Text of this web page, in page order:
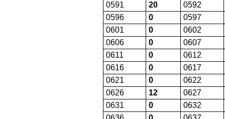
0591
20
0592
0596
0
0597
0601
0
0602
0606
0
0607
0611
0
0612
0616
0
0617
0621
0
0622
0626
12
0627
0631
0
0632